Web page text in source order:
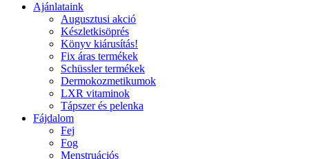
Ajánlataink
Augusztusi akció
Készletkisöprés
Könyv kiárusítás!
Fix áras termékek
Schüssler termékek
Dermokozmetikumok
LXR vitaminok
Tápszer és pelenka
Fájdalom
Fej
Fog
Menstruációs